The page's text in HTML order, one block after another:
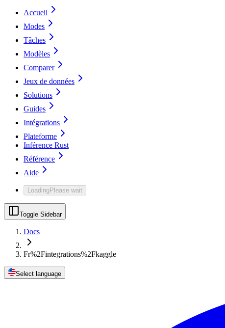
Accueil
Modes
Tâches
Modèles
Comparer
Jeux de données
Solutions
Guides
Intégrations
Plateforme
Inférence Rust
Référence
Aide
LoadingPlease wait
Toggle Sidebar
Docs
Fr%2Fintegrations%2Fkaggle
Select language